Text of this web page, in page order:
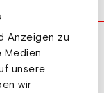
Anzeigen zu
Medien
unsere
wir